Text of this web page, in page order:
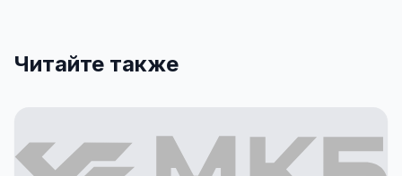
Читайте также